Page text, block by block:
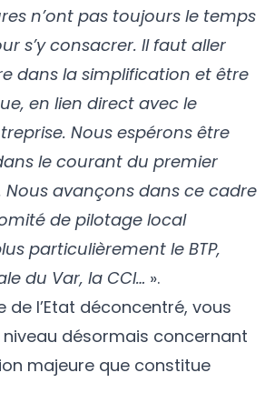
n’ont pas toujours le temps
s’y consacrer. Il faut aller
dans la simplification et être
en lien direct avec le
Nous espérons être
le courant du premier
Nous avançons dans ce cadre
de pilotage local
particulièrement le BTP,
du Var, la CCI… ».
de l’Etat déconcentré, vous
désormais concernant
majeure que constitue